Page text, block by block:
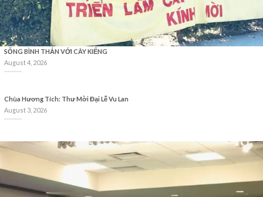
SỐNG BÌNH THẢN VỚI CÂY KIỂNG
August 4, 2026
Chùa Hương Tích: Thư Mời Đại Lễ Vu Lan
August 3, 2026